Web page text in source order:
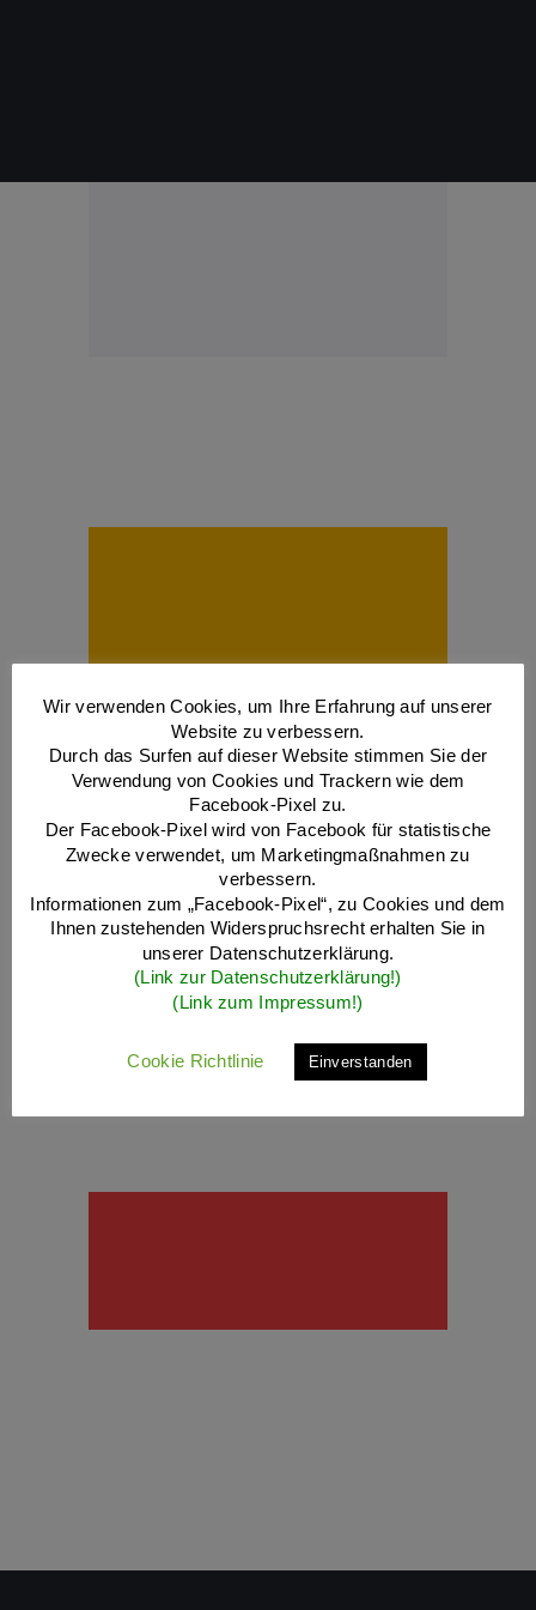
Wir verwenden Cookies, um Ihre Erfahrung auf unserer
Website zu verbessern.
Durch das Surfen auf dieser Website stimmen Sie der
Verwendung von Cookies und Trackern wie dem
Facebook-Pixel zu.
Der Facebook-Pixel wird von Facebook für statistische
Zwecke verwendet, um Marketingmaßnahmen zu
verbessern.
Informationen zum „Facebook-Pixel“, zu Cookies und dem
Ihnen zustehenden Widerspruchsrecht erhalten Sie in
unserer Datenschutzerklärung.
(Link zur Datenschutzerklärung!)
(Link zum Impressum!)
Cookie Richtlinie Einverstanden